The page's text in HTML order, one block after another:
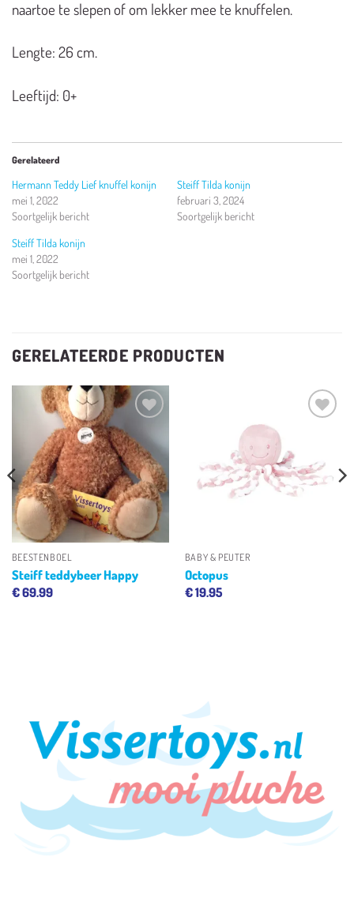
naartoe te slepen of om lekker mee te knuffelen.
Lengte: 26 cm.
Leeftijd: 0+
Gerelateerd
Hermann Teddy Lief knuffel konijn
mei 1, 2022
Soortgelijk bericht
Steiff Tilda konijn
februari 3, 2024
Soortgelijk bericht
Steiff Tilda konijn
mei 1, 2022
Soortgelijk bericht
GERELATEERDE PRODUCTEN
Toevoegen
aan
verlanglijst
BEESTENBOEL
Steiff teddybeer Happy
€69.99
verlanglijst
BABY & PEUTER
Octopus
€19.95